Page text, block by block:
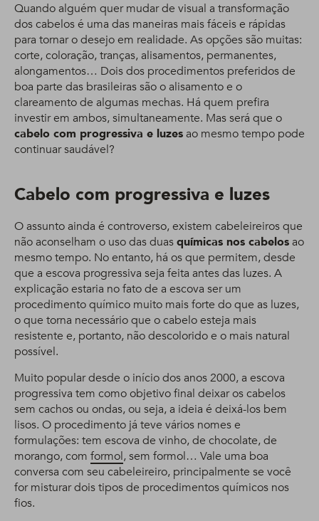
Quando alguém quer mudar de visual a transformação
dos cabelos é uma das maneiras mais fáceis e rápidas
para tornar o desejo em realidade. As opções são muitas:
corte, coloração, tranças, alisamentos, permanentes,
alongamentos… Dois dos procedimentos preferidos de
boa parte das brasileiras são o alisamento e o
clareamento de algumas mechas. Há quem prefira
investir em ambos, simultaneamente. Mas será que o
cabelo com progressiva e luzesao mesmo tempo pode
continuar saudável?
Cabelo com progressiva e luzes
O assunto ainda é controverso, existem cabeleireiros que
não aconselham o uso das duasquímicas nos cabelosao
mesmo tempo. No entanto, há os que permitem, desde
que a escova progressiva seja feita antes das luzes. A
explicação estaria no fato de a escova ser um
procedimento químico muito mais forte do que as luzes,
o que torna necessário que o cabelo esteja mais
resistente e, portanto, não descolorido e o mais natural
possível.
Muito popular desde o início dos anos 2000, a escova
progressiva tem como objetivo final deixar os cabelos
sem cachos ou ondas, ou seja, a ideia é deixá-los bem
lisos. O procedimento já teve vários nomes e
formulações: tem escova de vinho, de chocolate, de
morango, com formol, sem formol… Vale uma boa
conversa com seu cabeleireiro, principalmente se você
for misturar dois tipos de procedimentos químicos nos
fios.